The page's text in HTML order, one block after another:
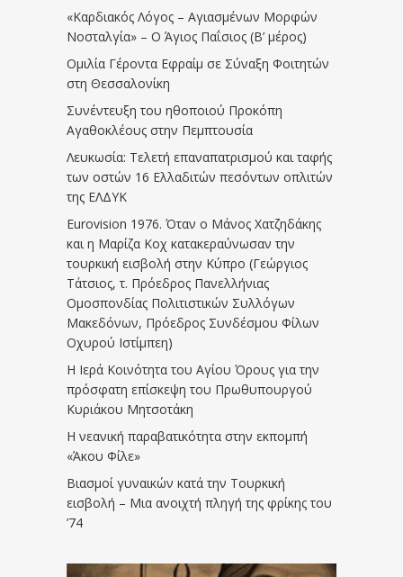
«Καρδιακός Λόγος – Αγιασμένων Μορφών
Νοσταλγία» – Ο Άγιος Παΐσιος (Β’ μέρος)
Ομιλία Γέροντα Εφραίμ σε Σύναξη Φοιτητών
στη Θεσσαλονίκη
Συνέντευξη του ηθοποιού Προκόπη
Αγαθοκλέους στην Πεμπτουσία
Λευκωσία: Τελετή επαναπατρισμού και ταφής
των οστών 16 Ελλαδιτών πεσόντων οπλιτών
της ΕΛΔΥΚ
Eurovision 1976. Όταν ο Μάνος Χατζηδάκης
και η Μαρίζα Κοχ κατακεραύνωσαν την
τουρκική εισβολή στην Κύπρο (Γεώργιος
Τάτσιος, τ. Πρόεδρος Πανελλήνιας
Ομοσπονδίας Πολιτιστικών Συλλόγων
Μακεδόνων, Πρόεδρος Συνδέσμου Φίλων
Οχυρού Ιστίμπεη)
Η Ιερά Κοινότητα του Αγίου Όρους για την
πρόσφατη επίσκεψη του Πρωθυπουργού
Κυριάκου Μητσοτάκη
Η νεανική παραβατικότητα στην εκπομπή
«Άκου Φίλε»
Βιασμοί γυναικών κατά την Τουρκική
εισβολή – Μια ανοιχτή πληγή της φρίκης του
’74